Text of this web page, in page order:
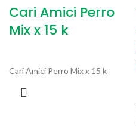
Cari Amici Perro
Mix x 15 k
Cari Amici Perro Mix x 15 k